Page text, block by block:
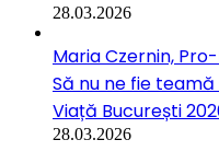
28.03.2026
Maria Czernin,
Să nu ne fie
Viață București
28.03.2026